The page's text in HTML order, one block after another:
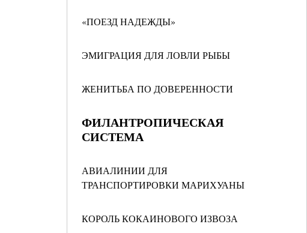
«ПОЕЗД НАДЕЖДЫ»
ЭМИГРАЦИЯ ДЛЯ ЛОВЛИ РЫБЫ
ЖЕНИТЬБА ПО ДОВЕРЕННОСТИ
ФИЛАНТРОПИЧЕСКАЯ
СИСТЕМА
АВИАЛИНИИ ДЛЯ
ТРАНСПОРТИРОВКИ МАРИХУАНЫ
КОРОЛЬ КОКАИНОВОГО ИЗВОЗА